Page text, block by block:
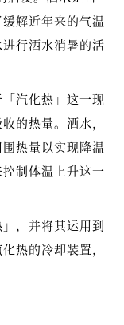
解近年来的气温
行洒水消暑的活
汽化热」这一现
的热量。洒水，
热量以实现降温
制体温上升这一
，并将其运用到
热的冷却装置，